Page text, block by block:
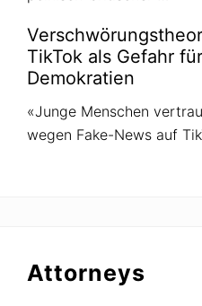
TikTok als Gefahr für
Demokratien
«Junge Menschen
wegen Fake-News auf
Attorneys